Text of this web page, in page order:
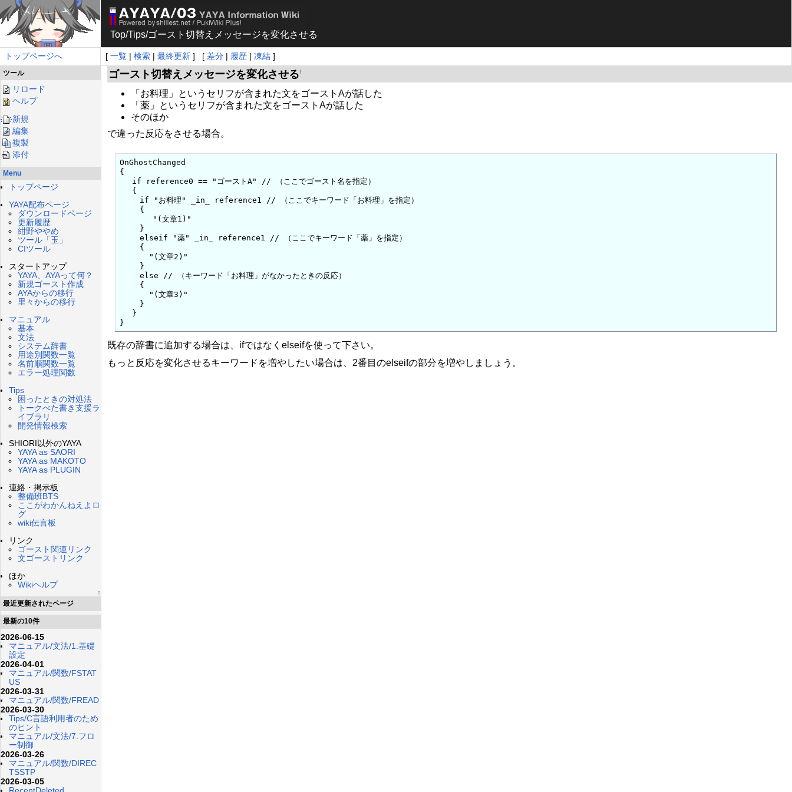
Top/Tips/ゴースト切替えメッセージを変化させる
トップページへ [ 一覧 | 検索 | 最終更新 ] [ 差分 | 履歴 | 凍結 ]
ツール
リロード
ヘルプ
新規
編集
複製
添付
Menu
トップページ
YAYA配布ページ
ダウンロードページ
更新履歴
紺野ややめ
ツール「玉」
CIツール
スタートアップ
YAYA、AYAって何？
新規ゴースト作成
AYAからの移行
里々からの移行
マニュアル
基本
文法
システム辞書
用途別関数一覧
名前順関数一覧
エラー処理関数
Tips
困ったときの対処法
トークべた書き支援ラ
イブラリ
開発情報検索
SHIORI以外のYAYA
YAYA as SAORI
YAYA as MAKOTO
YAYA as PLUGIN
連絡・掲示板
整備班BTS
ここがわかんねえよロ
グ
wiki伝言板
リンク
ゴースト関連リンク
文ゴーストリンク
ほか
Wikiヘルプ
↑
最近更新されたページ
最新の10件
2026-06-15
マニュアル/文法/1.基礎
設定
2026-04-01
マニュアル/関数/FSTAT
US
2026-03-31
マニュアル/関数/FREAD
2026-03-30
Tips/C言語利用者のため
のヒント
マニュアル/文法/7.フロ
ー制御
2026-03-26
マニュアル/関数/DIREC
TSSTP
2026-03-05
RecentDeleted
ゴースト切替えメッセージを変化させる†
「お料理」というセリフが含まれた文をゴーストAが話した
「薬」というセリフが含まれた文をゴーストAが話した
そのほか
で違った反応をさせる場合。
OnGhostChanged
{
if reference0 == "ゴーストA" // （ここでゴースト名を指定）
{
if "お料理" _in_ reference1 // （ここでキーワード「お料理」を指定）
{
       "(文章1)"
}
elseif "薬" _in_ reference1 // （ここでキーワード「薬」を指定）
{
"(文章2)"
}
else // （キーワード「お料理」がなかったときの反応）
{
"(文章3)"
}
}
}
既存の辞書に追加する場合は、ifではなくelseifを使って下さい。
もっと反応を変化させるキーワードを増やしたい場合は、2番目のelseifの部分を増やしましょう。